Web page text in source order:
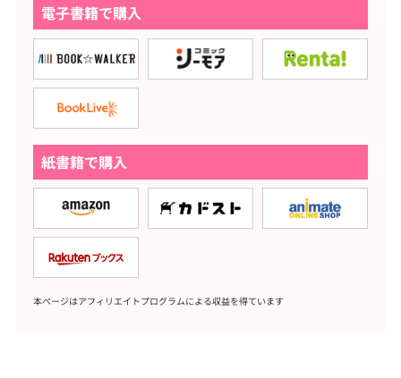
電子書籍で購入
紙書籍で購入
本ページはアフィリエイトプログラムによる収益を得ています